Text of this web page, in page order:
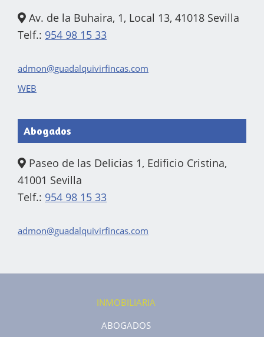
Av. de la Buhaira, 1, Local 13, 41018 Sevilla
Telf.: 954 98 15 33
admon@guadalquivirfincas.com
WEB
Abogados
Paseo de las Delicias 1, Edificio Cristina,
41001 Sevilla
Telf.: 954 98 15 33
admon@guadalquivirfincas.com
INMOBILIARIA
ABOGADOS